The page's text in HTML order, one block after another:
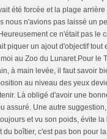
été forcée et la plage
nous n'avions pas laissé un
ce n'était pas le
piquer un ajout d'objectif tout
au Zoo du Lunaret.Pour le
à main levée, il faut savoir
au niveau des yeux
Là obligé d'avoir une
assuré. Une autre
et vu son poids, évite
du boîtier, c'est pas bon pour